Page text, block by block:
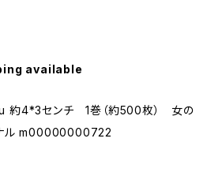
available
4*3センチ 1巻（約500枚） 女の
ル m00000000722